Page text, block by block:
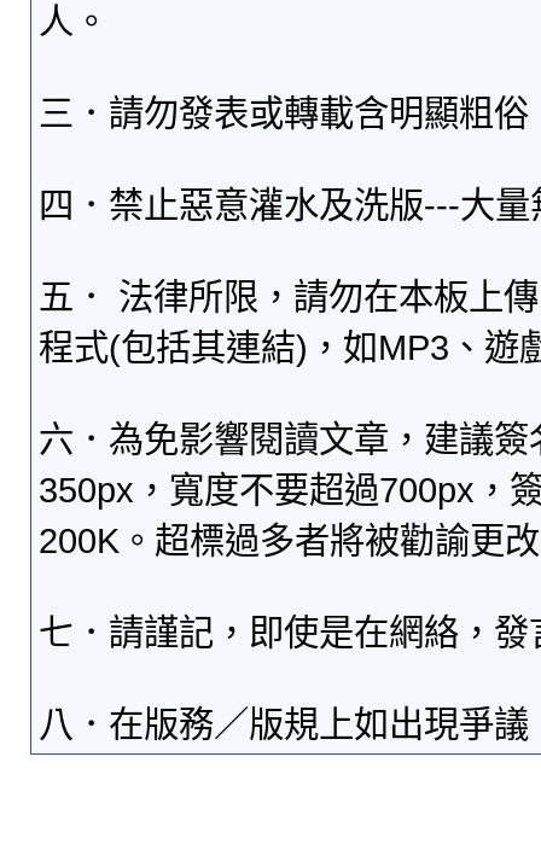
人。
三．請勿發表或轉載含明顯粗
四．禁止惡意灌水及洗版---大
五． 法律所限，請勿在本板上
程式(包括其連結)，如MP3、遊
六．為免影響閱讀文章，建議
350px，寬度不要超過700px，
200K。超標過多者將被勸諭更
七．請謹記，即使是在網絡，
八．在版務／版規上如出現爭